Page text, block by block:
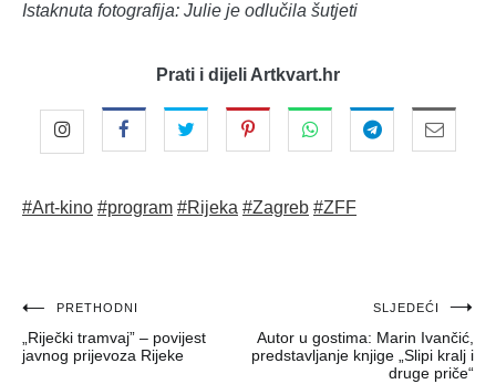
Istaknuta fotografija: Julie je odlučila šutjeti
Prati i dijeli Artkvart.hr
#Art-kino #program #Rijeka #Zagreb #ZFF
Navigacija
objava
PRETHODNI
„Riječki tramvaj” – povijest
javnog prijevoza Rijeke
SLJEDEĆI
Autor u gostima: Marin Ivančić,
predstavljanje knjige „Slipi kralj i
druge priče“